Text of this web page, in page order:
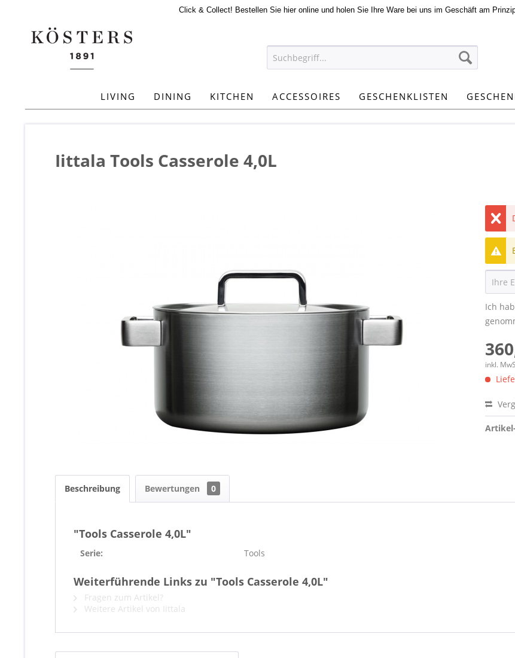
Click & Collect! Bestellen Sie hier online und holen Sie Ihre Ware bei uns im Geschäft am
LIVING DINING KITCHEN ACCESSOIRES GESCHENKLISTEN
Iittala Tools Casserole 4,0L
Ich
inkl.
Beschreibung Bewertungen 0
"Tools Casserole 4,0L"
Serie: Tools
Weiterführende Links zu "Tools Casserole 4,0L"
Fragen zum Artikel?
Weitere Artikel von Iittala